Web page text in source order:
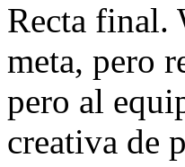
Recta final.
meta, pero
pero al
creativa de